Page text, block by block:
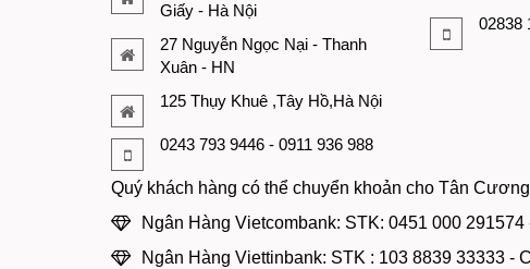
Giấy - Hà Nội
27 Nguyễn Ngọc Nại - Thanh
Xuân - HN
125 Thụy Khuê ,Tây Hồ,Hà Nội
0243 793 9446 - 0911 936 988
02838
Quý khách hàng có thể chuyển khoản cho Tân
Ngân Hàng Vietcombank: STK: 0451 000
Ngân Hàng Viettinbank: STK : 103 8839 33333 -